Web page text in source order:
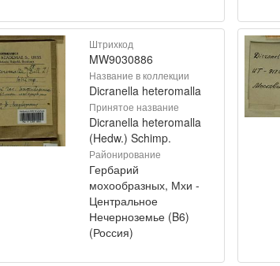
Штрихкод
MW9030886
Название в коллекции
Dicranella heteromalla
Принятое название
Dicranella heteromalla
(Hedw.) Schimp.
Районирование
Гербарий
мохообразных, Мхи -
Центральное
Нечерноземье (B6)
(Россия)